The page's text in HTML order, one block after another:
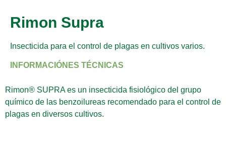
Rimon Supra
Insecticida para el control de plagas en cultivos varios.
INFORMACIÓNES TÉCNICAS
Rimon® SUPRA es un insecticida fisiológico del grupo
químico de las benzoilureas recomendado para el control de
plagas en diversos cultivos.